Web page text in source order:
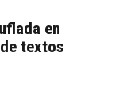
en
textos